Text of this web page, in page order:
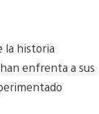
la historia
enfrenta a sus